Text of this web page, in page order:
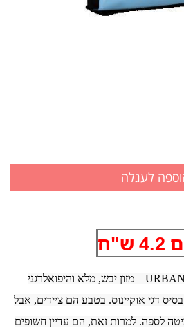
URBAN CHOICE OCEAN FISH – מזון יבש, מלא והיפואלרגני
דגי אוקיינוס. בטבע הם ציידים, אבל
לספה. למרות זאת, הם עדיין חשופים